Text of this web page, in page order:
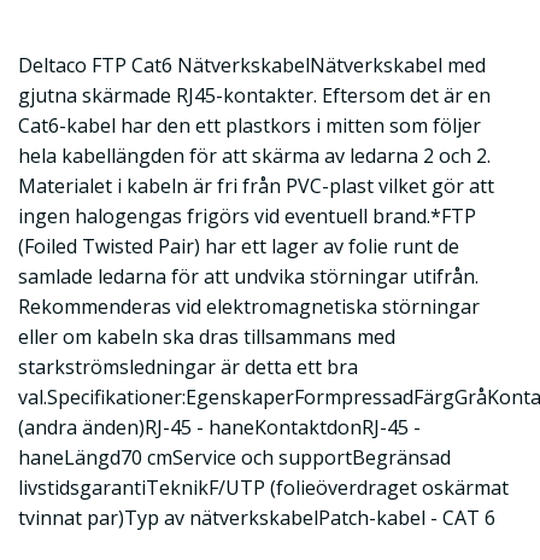
Deltaco FTP Cat6 NätverkskabelNätverkskabel med
gjutna skärmade RJ45-kontakter. Eftersom det är en
Cat6-kabel har den ett plastkors i mitten som följer
hela kabellängden för att skärma av ledarna 2 och 2.
Materialet i kabeln är fri från PVC-plast vilket gör att
ingen halogengas frigörs vid eventuell brand.*FTP
(Foiled Twisted Pair) har ett lager av folie runt de
samlade ledarna för att undvika störningar utifrån.
Rekommenderas vid elektromagnetiska störningar
eller om kabeln ska dras tillsammans med
starkströmsledningar är detta ett bra
(andra änden)RJ-45 - haneKontaktdonRJ-45 -
haneLängd70 cmService och supportBegränsad
livstidsgarantiTeknikF/UTP (folieöverdraget oskärmat
tvinnat par)Typ av nätverkskabelPatch-kabel - CAT 6